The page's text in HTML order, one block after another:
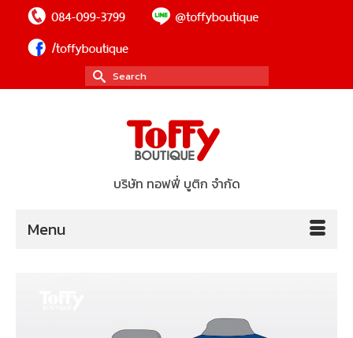
Search
for:
บริษัท ทอฟฟี่ บูติก จำกัด
Menu